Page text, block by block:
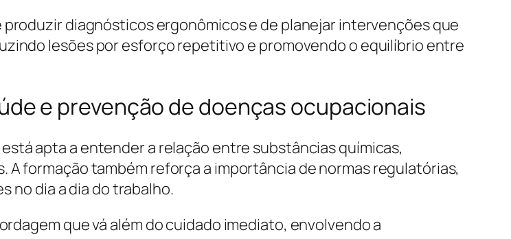
diagnósticos ergonômicos e de planejar intervenções que
lesões por esforço repetitivo e promovendo o equilíbrio entre
e prevenção de doenças ocupacionais
apta a entender a relação entre substâncias químicas,
formação também reforça a importância de normas regulatórias,
no dia a dia do trabalho.
que vá além do cuidado imediato, envolvendo a